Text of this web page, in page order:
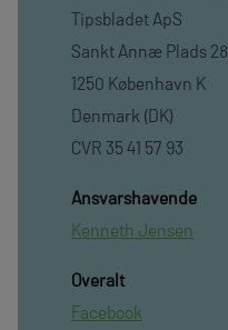
Tipsbladet ApS
Sankt Annæ Plads 28
1250 København K
Denmark (DK)
CVR 35 41 57 93
Ansvarshavende
Kenneth Jensen
Overalt
Facebook